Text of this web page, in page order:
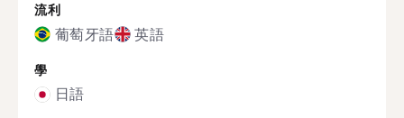
流利
葡萄牙語 英語
學
日語